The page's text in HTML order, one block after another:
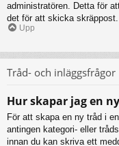
administratören. Detta för
det för att skicka skräppost.
Upp
Tråd- och inläggsfrågor
Hur skapar jag en
För att skapa en ny tråd i
antingen kategori- eller
innan du kan skriva ett